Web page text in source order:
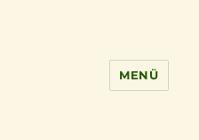
MENÜ